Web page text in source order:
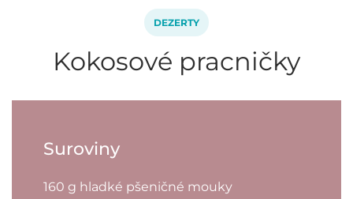
DEZERTY
Kokosové pracničky
Suroviny
160 g hladké pšeničné mouky